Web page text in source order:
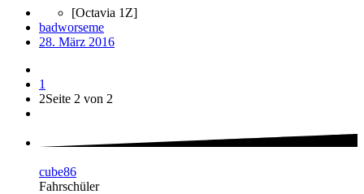
[Octavia 1Z]
badworseme
28. März 2016
1
2Seite 2 von 2
cube86
Fahrschüler